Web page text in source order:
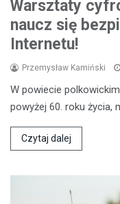
Warsztaty
naucz się
Internetu!
Przemysław Kamiński
W powiecie
powyżej 60. roku życia,
Czytaj dalej